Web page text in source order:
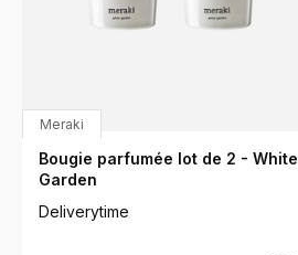
Meraki
Bougie parfumée lot de 2 - White
Garden
Deliverytime